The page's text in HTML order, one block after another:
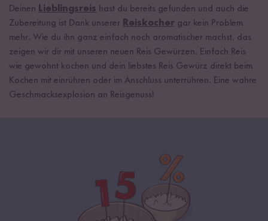
Deinen Lieblingsreis hast du bereits gefunden und auch die
Zubereitung ist Dank unserer Reiskocher gar kein Problem
mehr. Wie du ihn ganz einfach noch aromatischer machst, das
zeigen wir dir mit unseren neuen Reis Gewürzen. Einfach Reis
wie gewohnt kochen und dein liebstes Reis Gewürz direkt beim
Kochen mit einrühren oder im Anschluss unterrühren. Eine wahre
Geschmacksexplosion an Reisgenuss!